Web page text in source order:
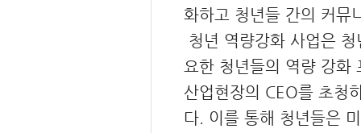
화하고 청년들 간의 커뮤
청년 역량강화 사업은
요한 청년들의 역량 강화
산업현장의 CEO를 초청
다. 이를 통해 청년들은